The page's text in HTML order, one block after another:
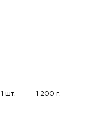
1 шт. 1 200 г.